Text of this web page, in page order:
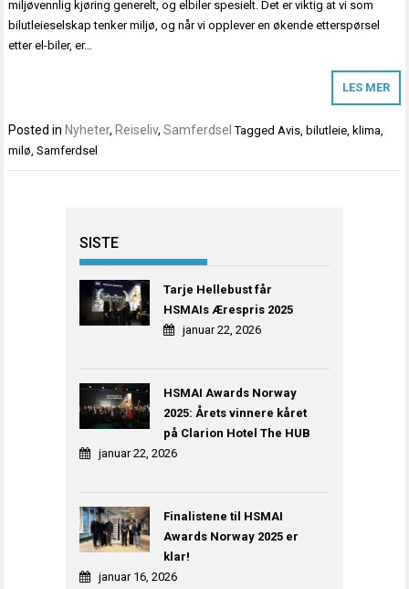
miljøvennlig kjøring generelt, og elbiler spesielt. Det er viktig at vi som
bilutleieselskap tenker miljø, og når vi opplever en økende etterspørsel
etter el-biler, er…
LES MER
Posted in Nyheter, Reiseliv,Samferdsel TaggedAvis, bilutleie, klima,
milø,Samferdsel
SISTE
Tarje Hellebust får
HSMAIs Ærespris 2025
januar 22, 2026
HSMAI Awards Norway
2025: Årets vinnere kåret
på Clarion Hotel The HUB
januar 22, 2026
Finalistene til HSMAI
Awards Norway 2025 er
klar!
januar 16, 2026